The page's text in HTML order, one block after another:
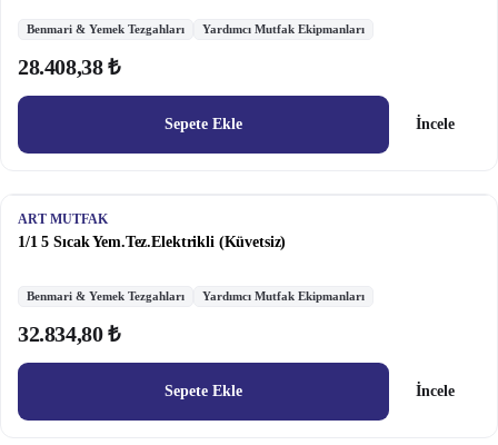
Benmari & Yemek Tezgahları Yardımcı Mutfak Ekipmanları
28.408,38 ₺
Sepete Ekle İncele
ART MUTFAK
1/1 5 Sıcak Yem.Tez.Elektrikli (Küvetsiz)
Benmari & Yemek Tezgahları Yardımcı Mutfak Ekipmanları
32.834,80 ₺
Sepete Ekle İncele